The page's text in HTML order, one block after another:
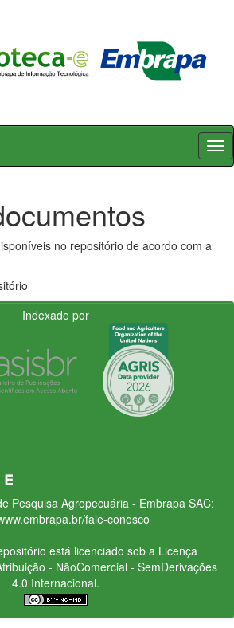
no repositório de acordo com a
Indexado por
Pesquisa Agropecuária - Embrapa SAC:
fale-conosco
está licenciado sob a Licença
- NãoComercial - SemDerivações
4.0 Internacional.